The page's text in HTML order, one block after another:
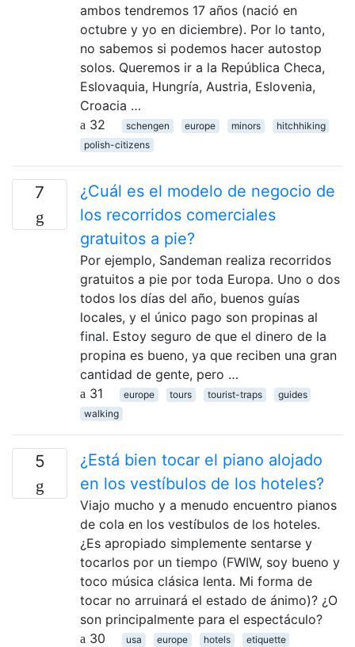
ambos tendremos 17 años (nació en
octubre y yo en diciembre). Por lo tanto,
no sabemos si podemos hacer autostop
solos. Queremos ir a la República Checa,
Eslovaquia, Hungría, Austria, Eslovenia,
Croacia …
32
schengen europe minors
hitchhiking
polish-citizens
7
¿Cuál es el modelo de negocio de
los recorridos comerciales
gratuitos a pie?
Por ejemplo, Sandeman realiza recorridos
gratuitos a pie por toda Europa. Uno o dos
todos los días del año, buenos guías
locales, y el único pago son propinas al
final. Estoy seguro de que el dinero de la
propina es bueno, ya que reciben una gran
cantidad de gente, pero …
31
europe tours tourist-traps
guides
walking
5
¿Está bien tocar el piano alojado
en los vestíbulos de los hoteles?
Viajo mucho y a menudo encuentro pianos
de cola en los vestíbulos de los hoteles.
¿Es apropiado simplemente sentarse y
tocarlos por un tiempo (FWIW, soy bueno y
toco música clásica lenta. Mi forma de
tocar no arruinará el estado de ánimo)? ¿O
son principalmente para el espectáculo?
30
usa europe hotels etiquette